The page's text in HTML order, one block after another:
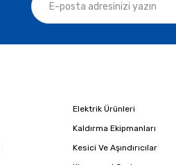
Elektrik Ürünleri
Kaldırma Ekipmanları
Kesici Ve Aşındırıcılar